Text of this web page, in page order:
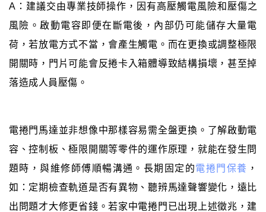
A：建議交由專業技師操作，因有高壓觸電風險和壓傷之
風險。啟動電容即便在斷電後，內部仍可能儲存大量電
荷，若放電方式不當，會產生觸電。而在更換或調整極限
開關時，門片可能會反捲卡入箱體導致結構損壞，甚至掉
落造成人員壓傷。
電捲門馬達並非想像中那樣容易需全盤更換。了解啟動電
容、控制板、極限開關等零件的運作原理，就能在發生問
題時，與維修師傅順暢溝通。長期固定的電捲門保養 ，
如：定期檢查軌道是否有異物、聽辨馬達聲響變化，遠比
出問題才大修更省錢。若家中電捲門已出現上述徵兆，建